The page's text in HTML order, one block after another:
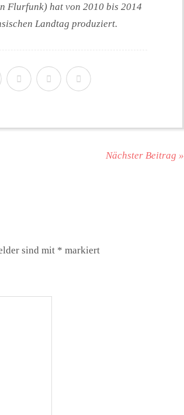
Flurfunk) hat von 2010 bis 2014
Landtag produziert.
Nächster Beitrag »
sind mit * markiert